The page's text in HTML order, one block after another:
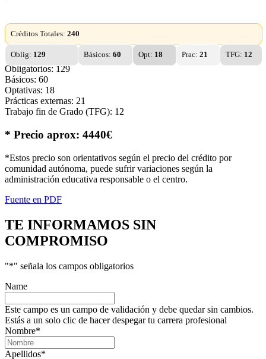
Créditos Totales: 240
Oblig: 129 Básicos: 60 Opt: 18 Prac: 21 TFG: 12
Obligatorios: 129
Básicos: 60
Optativas: 18
Prácticas externas: 21
Trabajo fin de Grado (TFG): 12
* Precio aprox: 4440€
*Estos precio son orientativos según el precio del crédito por
comunidad autónoma, puede sufrir variaciones según la
administración educativa responsable o el centro.
Fuente en PDF
TE INFORMAMOS SIN
COMPROMISO
"*" señala los campos obligatorios
Name
Este campo es un campo de validación y debe quedar sin cambios.
Estás a un solo clic de hacer despegar tu carrera profesional
Nombre*
Apellidos*